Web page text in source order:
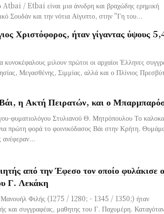
/ Etbai είναι μια άνυδρη και βραχώδης ερημική
Σουδάν και την νότια Αίγυπτο, στην "Γη του...
Χριστόφορος, ήταν γίγαντας ύψους
μιλουν πρώτοι οι αρχαίοι Έλληνες
Μεγασθένης, Σιμμίας, αλλά και ο Πλίνιος
η Ακτή Πειρατών, και ο
φυματιολόγου Στυλιανού Θ. Μητρόπουλου Το
πρώτη φορά το φοινικόδασος Βάι στην Κρήτη.
ανέφεραν...
από την Έφεσο τον οποίο φυλάκισε ο
Γ. Λεκάκη
Φιλής (1275 / 1280; - 1345 / 1350;) ήταν
και συγγραφέας, μαθητης του Γ. Παχυμέρη. Καταγόταν